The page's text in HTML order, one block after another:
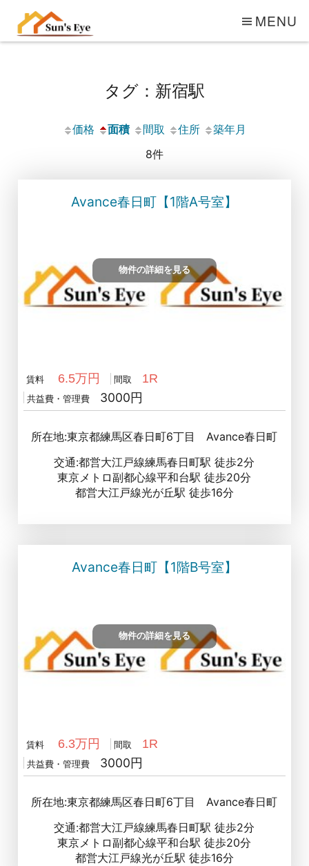
MENU
タグ：新宿駅
価格 面積 間取 住所
築年月
8件
Avance春日町【1階A号室】
物件の詳細を見る
賃料 6.5万円 間取 1R
共益費・管理費 3000円
所在地:東京都練馬区春日町6丁目 Avance春日町
交通:都営大江戸線練馬春日町駅 徒歩2分
東京メトロ副都心線平和台駅 徒歩20分
都営大江戸線光が丘駅 徒歩16分
Avance春日町【1階B号室】
物件の詳細を見る
賃料 6.3万円 間取 1R
共益費・管理費 3000円
所在地:東京都練馬区春日町6丁目 Avance春日町
交通:都営大江戸線練馬春日町駅 徒歩2分
東京メトロ副都心線平和台駅 徒歩20分
都営大江戸線光が丘駅 徒歩16分